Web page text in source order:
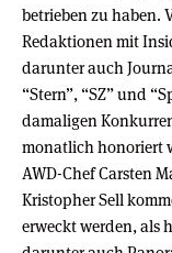
betrieben zu haben.
Redaktionen mit
darunter auch
“Stern”, “SZ” und
damaligen
monatlich honoriert
AWD-Chef Carsten
Kristopher Sell
erweckt werden, als